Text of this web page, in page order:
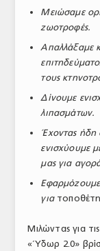
Μειώσαμε
ζωοτροφές.
Απαλλάξαμε
τους
Δίνουμε
λιπασμάτων.
Έχοντας ήδη
ενισχύουμε
μας για
για
Μιλώντας για
«Ύδωρ 2.0»